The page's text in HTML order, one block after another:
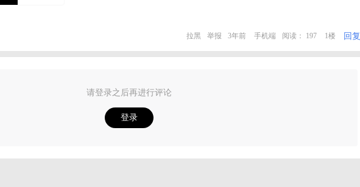
拉黑 举报 3年前 手机端 阅读： 197 1楼 回复
请登录之后再进行评论
登录